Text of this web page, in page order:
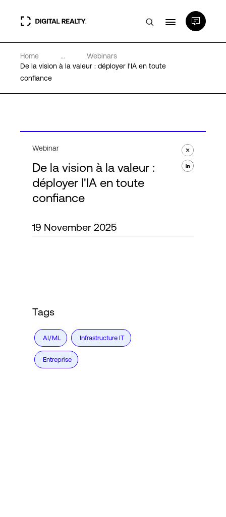
Data Centers
PlatformDIGITAL®
A propos de nous
Language
Home ...
Webinars
De la vision à la valeur : déployer l'IA en toute
confiance
Webinar
De la vision à la valeur :
déployer l'IA en toute
confiance
19 November 2025
Tags
AI/ML Infrastructure IT
Entreprise